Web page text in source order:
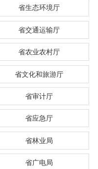
省生态环境厅
省交通运输厅
省农业农村厅
省文化和旅游厅
省审计厅
省应急厅
省林业局
省广电局